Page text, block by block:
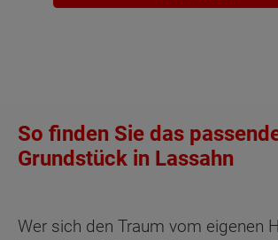
So finden Sie das
Grundstück in Lassahn
Wer sich den Traum vom eigenen